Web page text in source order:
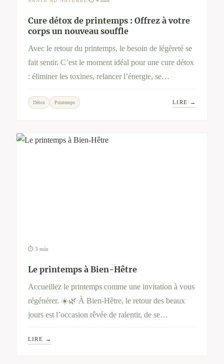
Cure détox de printemps : Offrez à votre
corps un nouveau souffle
Avec le retour du printemps, le besoin de légèreté se
fait sentir. C’est le moment idéal pour une cure détox
: éliminer les toxines, relancer l’énergie, se
reconnecter à soi. Découvrez pourquoi cette pratique
millénaire revient chaque année, et comment un
séjour chez Bien-Hêtre peut vous aider à vivre
pleinement cette renaissance saisonnière.
Détox Printemps LIRE →
⏱ 3 min
Le printemps à Bien-Hêtre
Accueillez le printemps comme une invitation à vous
régénérer. ☀️🌿 À Bien-Hêtre, le retour des beaux
jours est l’occasion rêvée de ralentir, de se
reconnecter à la nature et de prendre soin de soi en
profondeur. Entre soins ressourçants, alimentation
revitalisante et pauses contemplatives, vivez cette
LIRE →